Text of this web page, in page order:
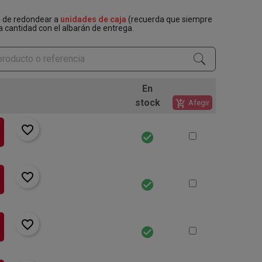
redondear a unidades de caja (recuerda que siempre
con el albarán de entrega.
En
stock
add_shopping_cart Afegir
favorite_border
check_circle
favorite_border
check_circle
favorite_border
check_circle